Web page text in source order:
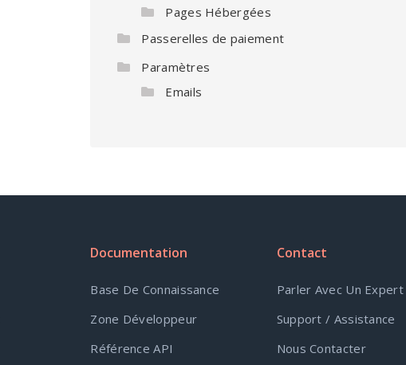
Pages Hébergées
Passerelles de paiement
Paramètres
Emails
Documentation
Base De Connaissance
Zone Développeur
Référence API
Contact
Parler Avec Un Expert
Support / Assistance
Nous Contacter